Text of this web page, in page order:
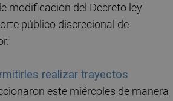
modificación del Decreto ley
público discrecional de
realizar trayectos
este miércoles de manera